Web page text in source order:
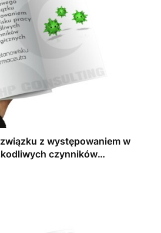
z występowaniem w
czynników